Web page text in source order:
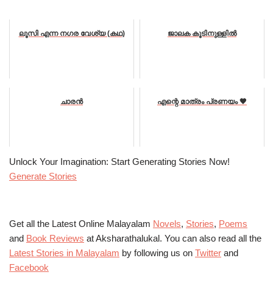
ലൂസി എന്ന നഗര വേശ്യ (കഥ) ജാലക കൂടിനുള്ളിൽ
ചാരൻ എന്റെ മാത്രം പ്രണയം 🖤
Unlock Your Imagination: Start Generating Stories Now!
Generate Stories
Get all the Latest Online Malayalam Novels, Stories, Poems
and Book Reviews at Aksharathalukal. You can also read all the
Latest Stories in Malayalam by following us on Twitter and
Facebook